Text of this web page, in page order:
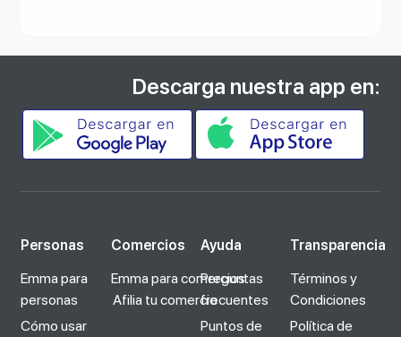
Descarga nuestra app en:
Personas
Emma para
personas
Cómo usar
Comercios
Emma para comercios
Afilia tu comercio
Ayuda
Preguntas
frecuentes
Puntos de
Transparencia
Términos y
Condiciones
Política de